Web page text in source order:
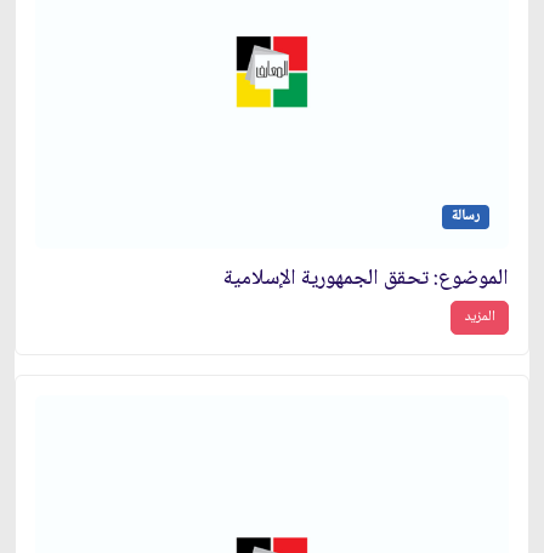
رسالة
الموضوع: تحقق الجمهورية الإسلامية
المزيد